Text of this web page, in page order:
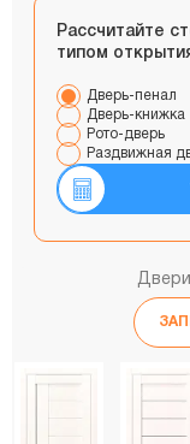
Рассчитайте
типом
Дверь-пенал
Дверь-книжка
Рото-дверь
Раздвижная